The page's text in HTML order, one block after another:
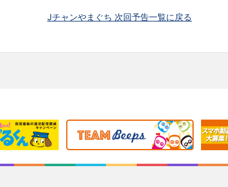
Jチャンやまぐち 次回予告一覧に戻る